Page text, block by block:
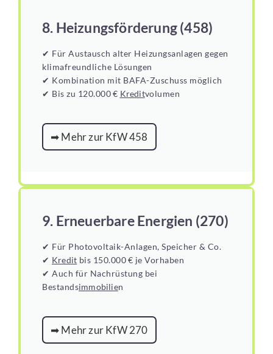
8. Heizungsförderung (458)
✔ Für Austausch alter Heizungsanlagen gegen
klimafreundliche Lösungen
✔ Kombination mit BAFA-Zuschuss möglich
✔ Bis zu 120.000 € Kreditvolumen
➡ Mehr zur KfW 458
9. Erneuerbare Energien (270)
✔ Für Photovoltaik-Anlagen, Speicher & Co.
✔ Kredit bis 150.000 € je Vorhaben
✔ Auch für Nachrüstung bei
Bestandsimmobilien
➡ Mehr zur KfW 270